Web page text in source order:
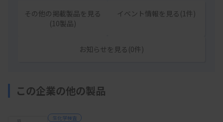
その他の掲載製品を見る
(10製品)
イベント情報を見る(1件)
お知らせを見る(0件)
この企業の他の製品
生化学検査